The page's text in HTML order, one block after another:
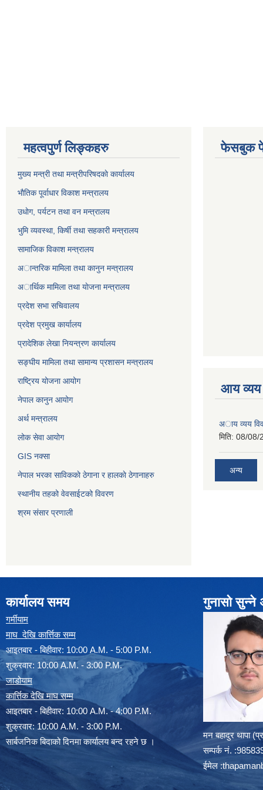
महत्वपुर्ण लिङ्कहरु
मुख्य मन्त्री तथा मन्त्रीपरिषदकाे कार्यालय
भाैतिक पूर्वाधार विकाश मन्त्रालय
उधाेग, पर्यटन तथा वन मन्त्रालय
भुमि व्यवस्था, किर्षी तथा सहकारी मन्त्रालय
सामाजिक विकाश मन्त्रालय
अान्तरिक मामिला तथा कानुन मन्त्रालय
अार्थिक मामिला तथा याेजना मन्त्रालय
प्रदेश सभा सचिवालय
प्रदेश प्रमुख कार्यालय
प्रादेशिक लेखा नियन्त्रण कार्यालय
सङ्‍घीय मामिला तथा सामान्य प्रशासन मन्त्रालय
राष्ट्रिय योजना आयोग
नेपाल कानुन आयोग
अर्थ मन्त्रालय
लोक सेवा आयोग
GIS नक्सा
नेपाल भरका साविककाे ठेगाना र हालकाे ठेगानाहरु
स्थानीय तहको वेवसाईटको विवरण
श्रम संसार प्रणाली
फेसबुक
आय व्यय
अाय व्यय
मिति: 08/08/
अन्य
कार्यालय समय
गर्मीयाम
माघ देखि कार्त्तिक सम्म
आइतबार - बिहीवार: 10:00 A.M. - 5:00 P.M.
शुक्रवार: 10:00 A.M. - 3:00 P.M.
जाडोयाम
कार्त्तिक देखि माघ सम्म
आइतबार - बिहीवार: 10:00 A.M. - 4:00 P.M.
शुक्रवार: 10:00 A.M. - 3:00 P.M.
सार्बजनिक बिदाको दिनमा कार्यालय बन्द रहने छ ।
गुनासो सुन्ने
मन बहादुर थापा
सम्पर्क न‌ं.
ईमेल :